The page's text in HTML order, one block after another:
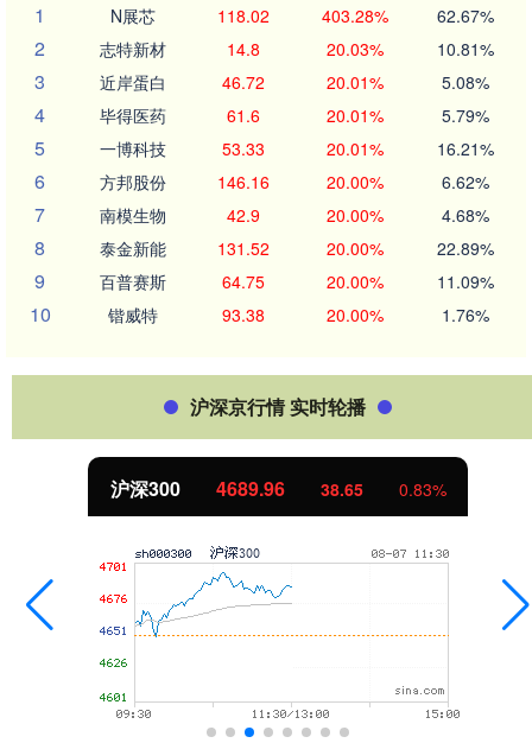
1
N展芯 118.02 403.28% 62.67%
2 志特新材 14.8 20.03% 10.81%
3 近岸蛋白 46.72 20.01% 5.08%
4 毕得医药 61.6 20.01% 5.79%
5 一博科技 53.33 20.01% 16.21%
6 方邦股份 146.16 20.00% 6.62%
7 南模生物 42.9 20.00% 4.68%
8 泰金新能 131.52 20.00% 22.89%
9 百普赛斯 64.75 20.00% 11.09%
10 锴威特 93.38 20.00% 1.76%
沪深京行情 实时轮播
北证50 1129.72 6.84 0.61%